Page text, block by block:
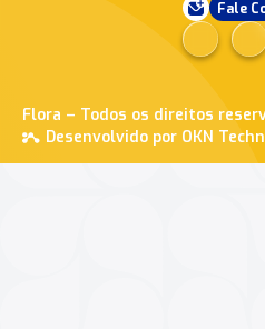
Fale
Flora – Todos os direitos
Desenvolvido por OKN